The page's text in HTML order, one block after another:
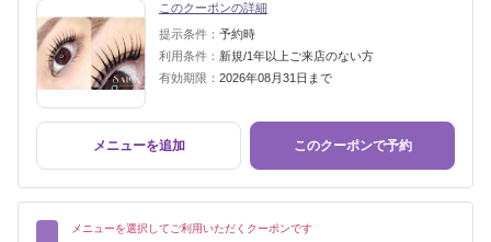
このクーポンの詳細
提示条件： 予約時
利用条件： 新規/1年以上ご来店のない方
有効期限： 2026年08月31日まで
メニューを追加 このクーポンで予約
メニューを選択してご利用いただくクーポンです